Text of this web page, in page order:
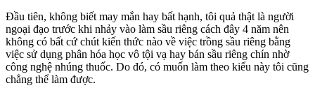
Đầu tiên, không biết may mắn hay bất hạnh, tôi quả thật là người
ngoại đạo trước khi nhảy vào làm sầu riêng cách đây 4 năm nên
không có bất cứ chút kiến thức nào về việc trồng sầu riêng bằng
việc sử dụng phân hóa học vô tội vạ hay bán sầu riêng chín nhờ
công nghệ nhúng thuốc. Do đó, có muốn làm theo kiểu này tôi cũng
chẳng thể làm được.